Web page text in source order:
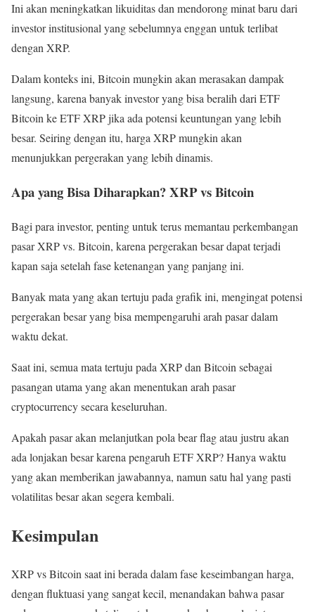
Ini akan meningkatkan likuiditas dan mendorong minat baru dari
investor institusional yang sebelumnya enggan untuk terlibat
dengan XRP.
Dalam konteks ini, Bitcoin mungkin akan merasakan dampak
langsung, karena banyak investor yang bisa beralih dari ETF
Bitcoin ke ETF XRP jika ada potensi keuntungan yang lebih
besar. Seiring dengan itu, harga XRP mungkin akan
menunjukkan pergerakan yang lebih dinamis.
Apa yang Bisa Diharapkan? XRP vs Bitcoin
Bagi para investor, penting untuk terus memantau perkembangan
pasar XRP vs. Bitcoin, karena pergerakan besar dapat terjadi
kapan saja setelah fase ketenangan yang panjang ini.
Banyak mata yang akan tertuju pada grafik ini, mengingat potensi
pergerakan besar yang bisa mempengaruhi arah pasar dalam
waktu dekat.
Saat ini, semua mata tertuju pada XRP dan Bitcoin sebagai
pasangan utama yang akan menentukan arah pasar
cryptocurrency secara keseluruhan.
Apakah pasar akan melanjutkan pola bear flag atau justru akan
ada lonjakan besar karena pengaruh ETF XRP? Hanya waktu
yang akan memberikan jawabannya, namun satu hal yang pasti
volatilitas besar akan segera kembali.
Kesimpulan
XRP vs Bitcoin saat ini berada dalam fase keseimbangan harga,
dengan fluktuasi yang sangat kecil, menandakan bahwa pasar